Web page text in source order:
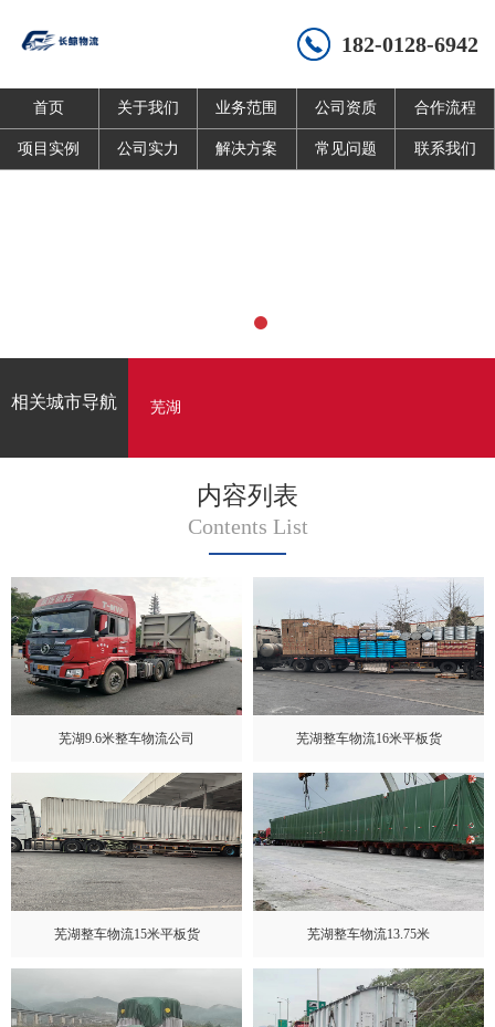
182-0128-6942
首页 关于我们 业务范围 公司资质 合作流程
项目实例 公司实力 解决方案 常见问题 联系我们
相关城市导航 芜湖
内容列表
Contents List
芜湖9.6米整车物流公司 芜湖整车物流16米平板货
芜湖整车物流15米平板货 芜湖整车物流13.75米